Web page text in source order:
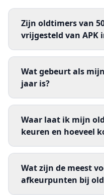
Zijn oldtimers van
vrijgesteld van APK
Wat gebeurt als
jaar is?
Waar laat ik mijn
keuren en hoeveel
Wat zijn de meest
afkeurpunten bij